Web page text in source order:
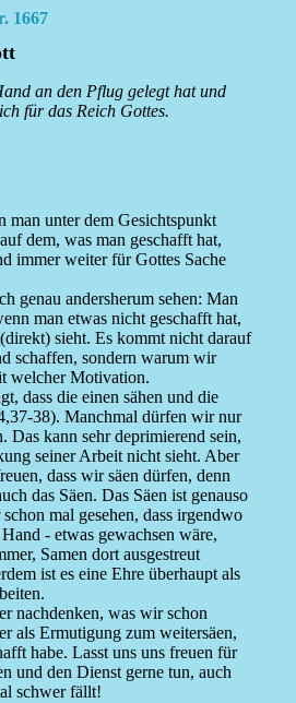
1667
an den Pflug gelegt hat und
für das Reich Gottes.
man unter dem Gesichtspunkt
dem, was man geschafft hat,
immer weiter für Gottes Sache
genau andersherum sehen: Man
man etwas nicht geschafft hat,
sieht. Es kommt nicht darauf
schaffen, sondern warum wir
welcher Motivation.
dass die einen sähen und die
38). Manchmal dürfen wir nur
Das kann sehr deprimierend sein,
seiner Arbeit nicht sieht. Aber
dass wir säen dürfen, denn
das Säen. Das Säen ist genauso
mal gesehen, dass irgendwo
- etwas gewachsen wäre,
Samen dort ausgestreut
ist es eine Ehre überhaupt als
nachdenken, was wir schon
als Ermutigung zum weitersäen,
habe. Lasst uns uns freuen für
und den Dienst gerne tun, auch
schwer fällt!